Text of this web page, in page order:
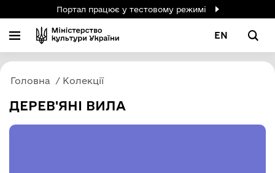
Портал працює у тестовому режимі
EN
Головна Колекції
ДЕРЕВ'ЯНІ ВИЛА